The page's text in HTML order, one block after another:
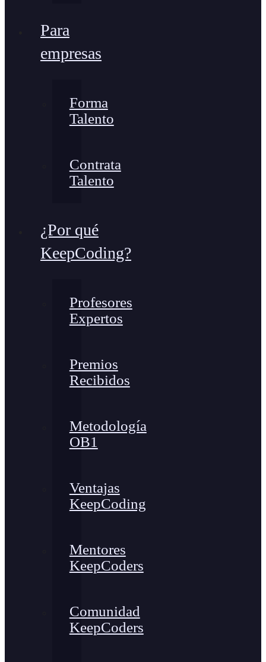
Para
empresas
Forma
Talento
Contrata
Talento
¿Por qué
KeepCoding?
Profesores
Expertos
Premios
Recibidos
Metodología
OB1
Ventajas
KeepCoding
Mentores
KeepCoders
Comunidad
KeepCoders